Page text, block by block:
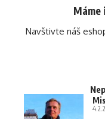
Máme
Navštivte náš